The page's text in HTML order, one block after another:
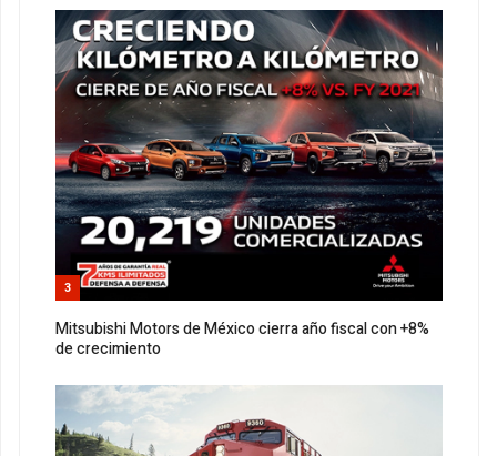
3
Mitsubishi Motors de México cierra año fiscal con +8%
de crecimiento